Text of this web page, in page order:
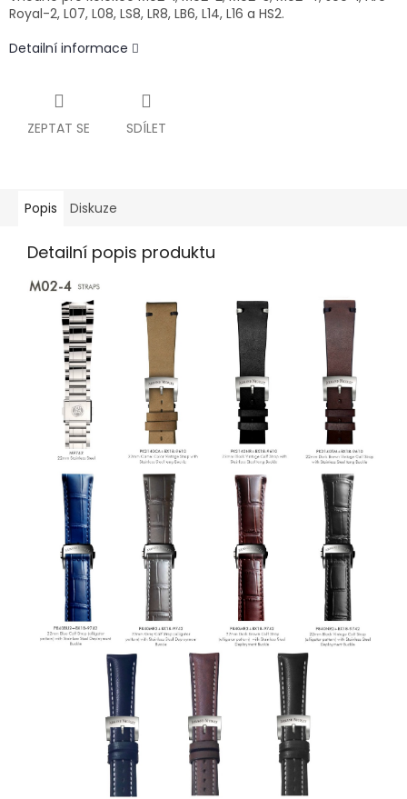
Royal-2, L07, L08, LS8, LR8, LB6, L14, L16 a HS2.
Detailní informace
ZEPTAT SE SDÍLET
Popis Diskuze
Detailní popis produktu